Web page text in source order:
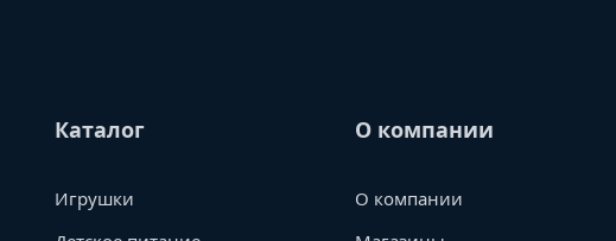
Каталог
Игрушки
О компании
О компании